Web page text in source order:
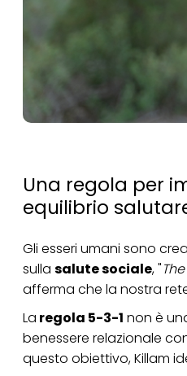
Una regola per
equilibrio
Gli esseri umani sono
sulla salute sociale, "
afferma che la nostra
La regola 5-3-1 non è
benessere relazionale
questo obiettivo, Killam